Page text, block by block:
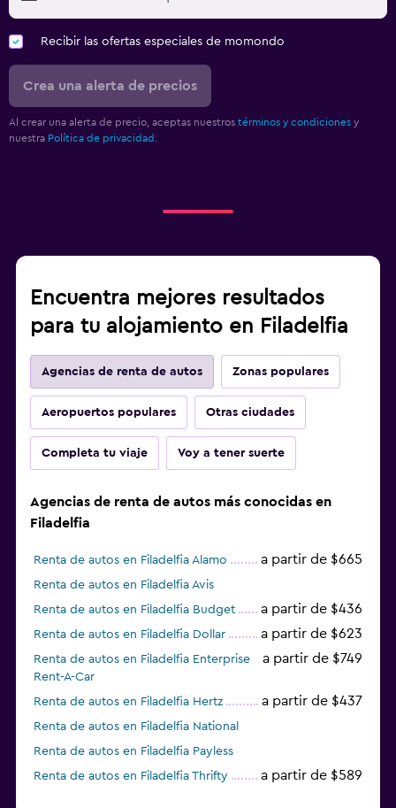
Recibir las ofertas especiales de momondo
Crea una alerta de precios
Al crear una alerta de precio, aceptas nuestros términos y condiciones y
nuestra Política de privacidad.
Encuentra mejores resultados
para tu alojamiento en Filadelfia
Agencias de renta de autos Zonas populares
Aeropuertos populares Otras ciudades
Completa tu viaje Voy a tener suerte
Agencias de renta de autos más conocidas en
Filadelfia
Renta de autos en Filadelfia Alamo a partir de $665
Renta de autos en Filadelfia Avis
Renta de autos en Filadelfia Budget
a partir de $436
Renta de autos en Filadelfia Dollar a partir de $623
Renta de autos en Filadelfia Enterprise
Rent-A-Car
a partir de $749
Renta de autos en Filadelfia Hertz a partir de $437
Renta de autos en Filadelfia National
Renta de autos en Filadelfia Payless
Renta de autos en Filadelfia Thrifty
a partir de $589